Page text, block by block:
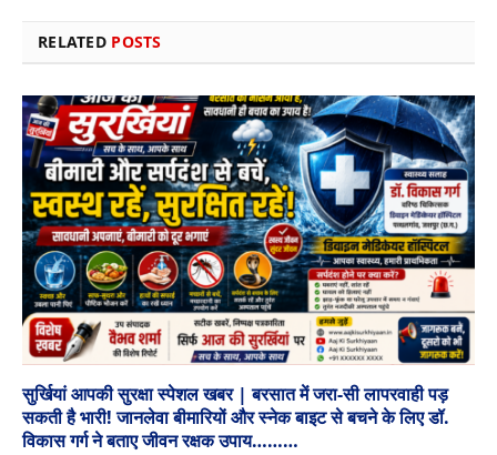
RELATED POSTS
सुर्खियां आपकी सुरक्षा स्पेशल खबर | बरसात में जरा-सी लापरवाही पड़
सकती है भारी! जानलेवा बीमारियों और स्नेक बाइट से बचने के लिए डॉ.
विकास गर्ग ने बताए जीवन रक्षक उपाय………